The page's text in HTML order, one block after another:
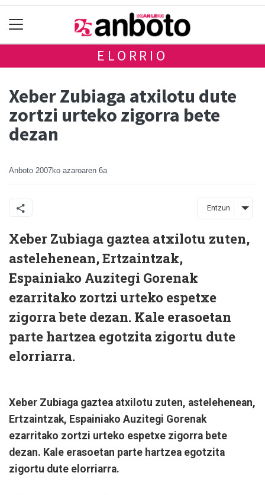
ELORRIO
Xeber Zubiaga atxilotu dute
zortzi urteko zigorra bete
dezan
Anboto 2007ko azaroaren 6a
Entzun
Xeber Zubiaga gaztea atxilotu zuten,
astelehenean, Ertzaintzak,
Espainiako Auzitegi Gorenak
ezarritako zortzi urteko espetxe
zigorra bete dezan. Kale erasoetan
parte hartzea egotzita zigortu dute
elorriarra.
Xeber Zubiaga gaztea atxilotu zuten, astelehenean,
Ertzaintzak, Espainiako Auzitegi Gorenak
ezarritako zortzi urteko espetxe zigorra bete
dezan. Kale erasoetan parte hartzea egotzita
zigortu dute elorriarra.